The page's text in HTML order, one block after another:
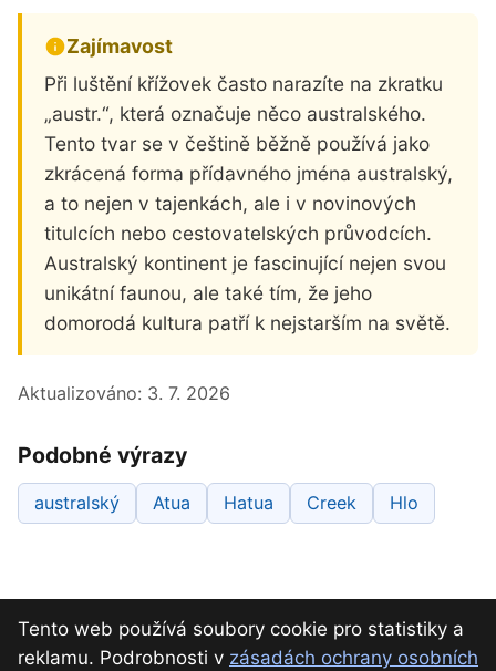
Zajímavost
Při luštění křížovek často narazíte na zkratku
„austr.“, která označuje něco australského.
Tento tvar se v češtině běžně používá jako
zkrácená forma přídavného jména australský,
a to nejen v tajenkách, ale i v novinových
titulcích nebo cestovatelských průvodcích.
Australský kontinent je fascinující nejen svou
unikátní faunou, ale také tím, že jeho
domorodá kultura patří k nejstarším na světě.
Aktualizováno: 3. 7. 2026
Podobné výrazy
australský Atua Hatua Creek Hlo
Tento web používá soubory cookie pro statistiky a
reklamu. Podrobnosti v zásadách ochrany osobních